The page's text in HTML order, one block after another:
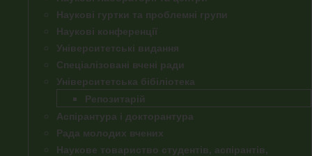
Наукові гуртки та проблемні групи
Наукові конференції
Університетські видання
Спеціалізовані вчені ради
Університетська бібіліотека
Репозитарій
Аспірантура і докторантура
Рада молодих вчених
Наукове товариство студентів, аспірантів,